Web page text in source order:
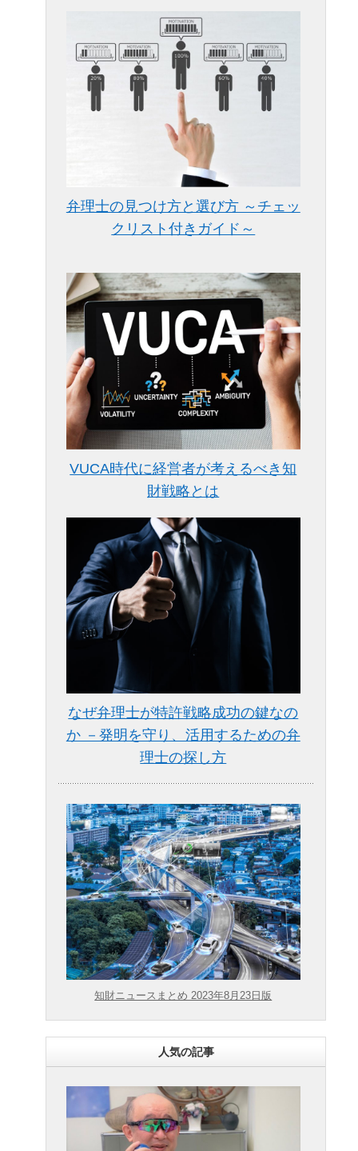
弁理士の見つけ方と選び方 ～チェッ
クリスト付きガイド～
VUCA時代に経営者が考えるべき知
財戦略とは
なぜ弁理士が特許戦略成功の鍵なの
か －発明を守り、活用するための弁
理士の探し方
知財ニュースまとめ 2023年8月23日版
人気の記事